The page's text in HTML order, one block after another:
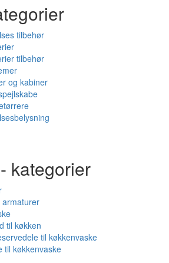
tilbehør
tilbehør
og kabiner
kategorier
til køkken
til køkkenvaske
til køkkenvaske